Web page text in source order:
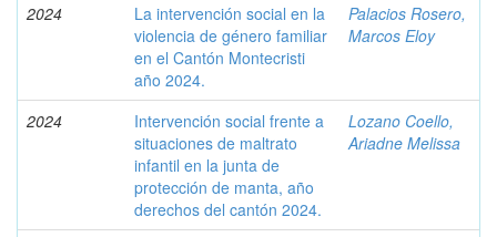
2024
La intervención social en la
violencia de género familiar
en el Cantón Montecristi
año 2024.
Palacios Rosero,
Marcos Eloy
2024
Intervención social frente a
situaciones de maltrato
infantil en la junta de
protección de manta, año
derechos del cantón 2024.
Lozano Coello,
Ariadne Melissa